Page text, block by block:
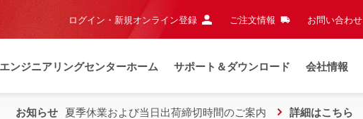
ログイン・新規オンライン登録 ご注文情報 お問い合わせ‎
エンジニアリングセンターホーム サポート＆ダウンロード 会社情報
お知らせ 夏季休業および当日出荷締切時間のご案内 詳細はこちら